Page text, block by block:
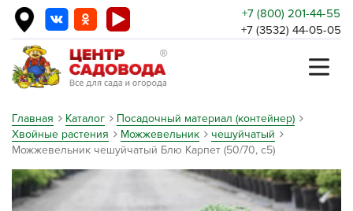
+7 (800) 201-44-55
+7 (3532) 44-05-05
Главная Каталог
Посадочный материал (контейнер)
Хвойные растения
Можжевельник
чешуйчатый
Можжевельник чешуйчатый Блю Карпет (50/70, c5)